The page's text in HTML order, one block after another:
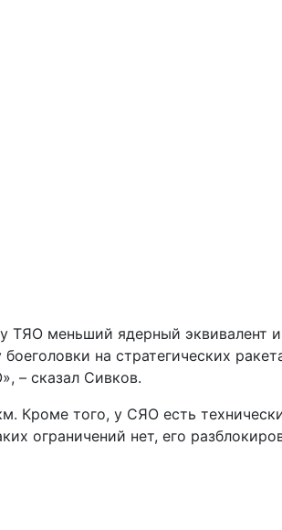
ТЯО меньший ядерный
на стратегических
– сказал Сивков.
Кроме того, у СЯО есть
ограничений нет, его